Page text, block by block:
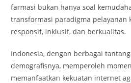
farmasi bukan hanya soal
transformasi paradigma pelayanan
responsif, inklusif, dan berkualitas.
Indonesia, dengan berbagai
demografisnya, memperoleh
memanfaatkan kekuatan internet